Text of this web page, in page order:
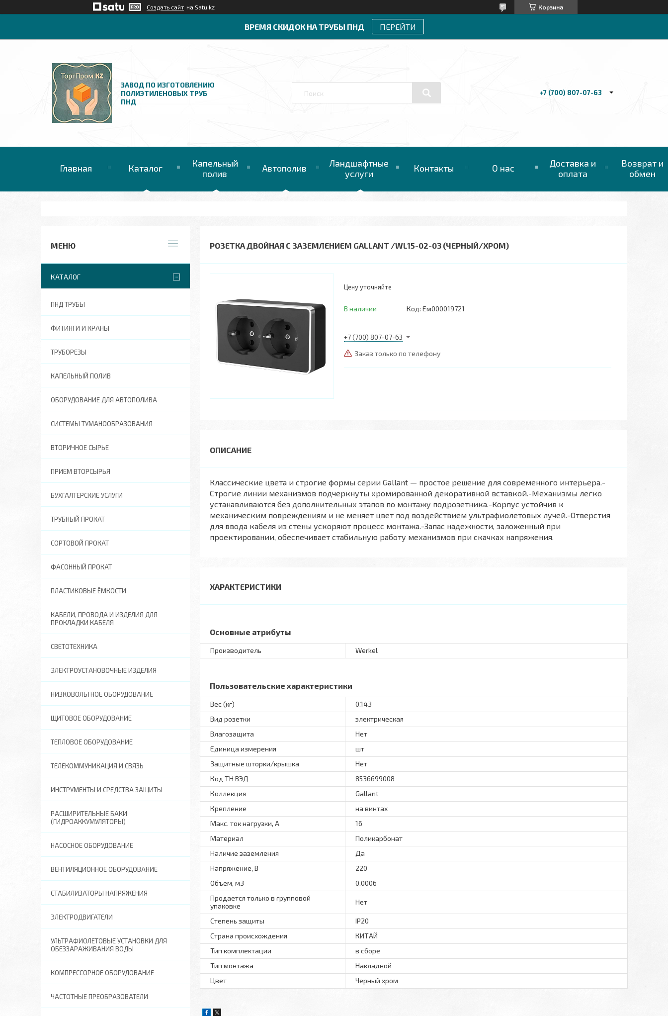
Создать сайт на Satu.kz Корзина
ВРЕМЯ СКИДОК НА ТРУБЫ ПНД ПЕРЕЙТИ
ЗАВОД ПО ИЗГОТОВЛЕНИЮ
ПОЛИЭТИЛЕНОВЫХ ТРУБ
ПНД
+7 (700) 807-07-63
Главная Каталог
Капельный
полив
Автополив
Ландшафтные
услуги
Контакты О нас
Доставка и
оплата
Возврат и
обмен
РОЗЕТКА ДВОЙНАЯ С ЗАЗЕМЛЕНИЕМ GALLANT /WL15-02-03 (ЧЕРНЫЙ/ХРОМ)
Цену уточняйте
В наличии Код: Ем000019721
+7 (700) 807-07-63
Заказ только по телефону
Классические цвета и строгие формы серии Gallant — простое решение для современного интерьера.-
Строгие линии механизмов подчеркнуты хромированной декоративной вставкой.-Механизмы легко
устанавливаются без дополнительных этапов по монтажу подрозетника.-Корпус устойчив к
механическим повреждениям и не меняет цвет под воздействием ультрафиолетовых лучей.-Отверстия
для ввода кабеля из стены ускоряют процесс монтажа.-Запас надежности, заложенный при
проектировании, обеспечивает стабильную работу механизмов при скачках напряжения.
ХАРАКТЕРИСТИКИ
Основные атрибуты
Производитель Werkel
Пользовательские характеристики
Вес (кг)
0.143
Вид розетки
электрическая
Влагозащита
Нет
Единица измерения
шт
Защитные шторки/крышка
Нет
Код ТН ВЭД
8536699008
Коллекция
Gallant
Крепление
на винтах
Макс. ток нагрузки, А
16
Материал
Поликарбонат
Наличие заземления
Да
Напряжение, В
220
Объем, м3
0.0006
Продается только в групповой
упаковке
Нет
Степень защиты
IP20
Страна происхождения
КИТАЙ
Тип комплектации
в сборе
Тип монтажа
Накладной
Цвет
Черный хром
КАТАЛОГ
ПНД ТРУБЫ
ФИТИНГИ И КРАНЫ
ТРУБОРЕЗЫ
КАПЕЛЬНЫЙ ПОЛИВ
ОБОРУДОВАНИЕ ДЛЯ АВТОПОЛИВА
СИСТЕМЫ ТУМАНООБРАЗОВАНИЯ
ВТОРИЧНОЕ СЫРЬЕ
ПРИЕМ ВТОРСЫРЬЯ
БУХГАЛТЕРСКИЕ УСЛУГИ
ТРУБНЫЙ ПРОКАТ
СОРТОВОЙ ПРОКАТ
ФАСОННЫЙ ПРОКАТ
ПЛАСТИКОВЫЕ ЁМКОСТИ
КАБЕЛИ, ПРОВОДА И ИЗДЕЛИЯ ДЛЯ
ПРОКЛАДКИ КАБЕЛЯ
СВЕТОТЕХНИКА
ЭЛЕКТРОУСТАНОВОЧНЫЕ ИЗДЕЛИЯ
НИЗКОВОЛЬТНОЕ ОБОРУДОВАНИЕ
ЩИТОВОЕ ОБОРУДОВАНИЕ
ТЕПЛОВОЕ ОБОРУДОВАНИЕ
ТЕЛЕКОММУНИКАЦИЯ И СВЯЗЬ
ИНСТРУМЕНТЫ И СРЕДСТВА ЗАЩИТЫ
РАСШИРИТЕЛЬНЫЕ БАКИ
(ГИДРОАККУМУЛЯТОРЫ)
НАСОСНОЕ ОБОРУДОВАНИЕ
ВЕНТИЛЯЦИОННОЕ ОБОРУДОВАНИЕ
СТАБИЛИЗАТОРЫ НАПРЯЖЕНИЯ
ЭЛЕКТРОДВИГАТЕЛИ
УЛЬТРАФИОЛЕТОВЫЕ УСТАНОВКИ ДЛЯ
ОБЕЗЗАРАЖИВАНИЯ ВОДЫ
КОМПРЕССОРНОЕ ОБОРУДОВАНИЕ
ЧАСТОТНЫЕ ПРЕОБРАЗОВАТЕЛИ